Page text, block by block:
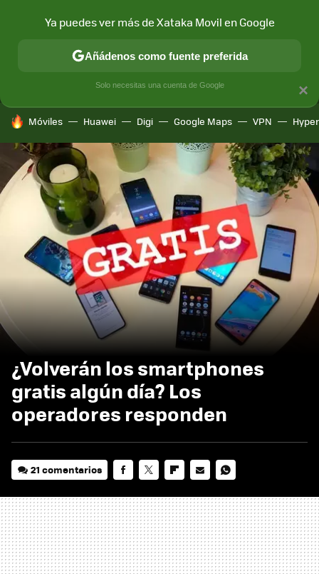
MÓVIL Y SOCIEDAD APLICACIONES
HOY SE HABLA DE
Móviles Huawei Digi Google Maps VPN
¿Volverán los smartphones
gratis algún día? Los
operadores responden
21 comentarios
MAIL
×
Ya puedes ver más de Xataka Movil en Google
Añádenos como fuente preferida
Solo necesitas una cuenta de Google